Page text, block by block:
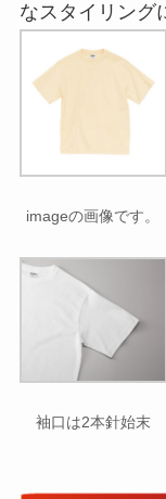
なスタイリング
imageの画像です。
袖口は2本針始末